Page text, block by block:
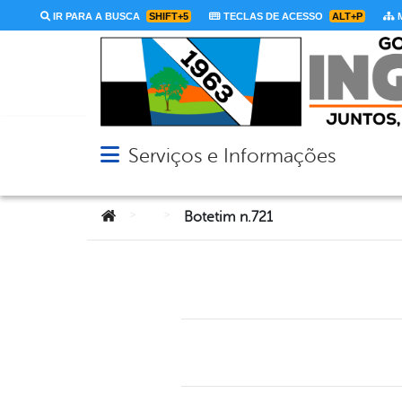
IR PARA A BUSCA SHIFT+5 TECLAS DE ACESSO ALT+P
Abrir menu principal de navegação
Serviços e Informações
Você está aqui:Botetim n.721